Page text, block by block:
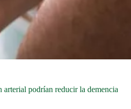
arterial podrían reducir la demencia